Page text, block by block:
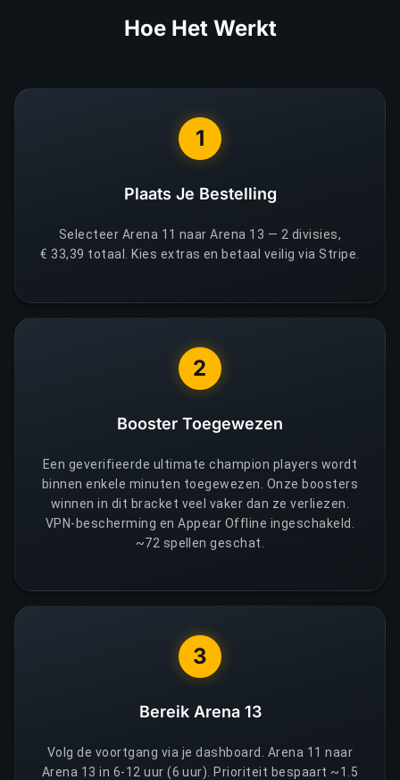
Hoe Het Werkt
1
Plaats Je Bestelling
Selecteer Arena 11 naar Arena 13 — 2 divisies,
€ 33,39 totaal. Kies extras en betaal veilig via Stripe.
2
Booster Toegewezen
Een geverifieerde ultimate champion players wordt
binnen enkele minuten toegewezen. Onze boosters
winnen in dit bracket veel vaker dan ze verliezen.
VPN-bescherming en Appear Offline ingeschakeld.
~72 spellen geschat.
3
Bereik Arena 13
Volg de voortgang via je dashboard. Arena 11 naar
Arena 13 in 6-12 uur (6 uur). Prioriteit bespaart ~1.5